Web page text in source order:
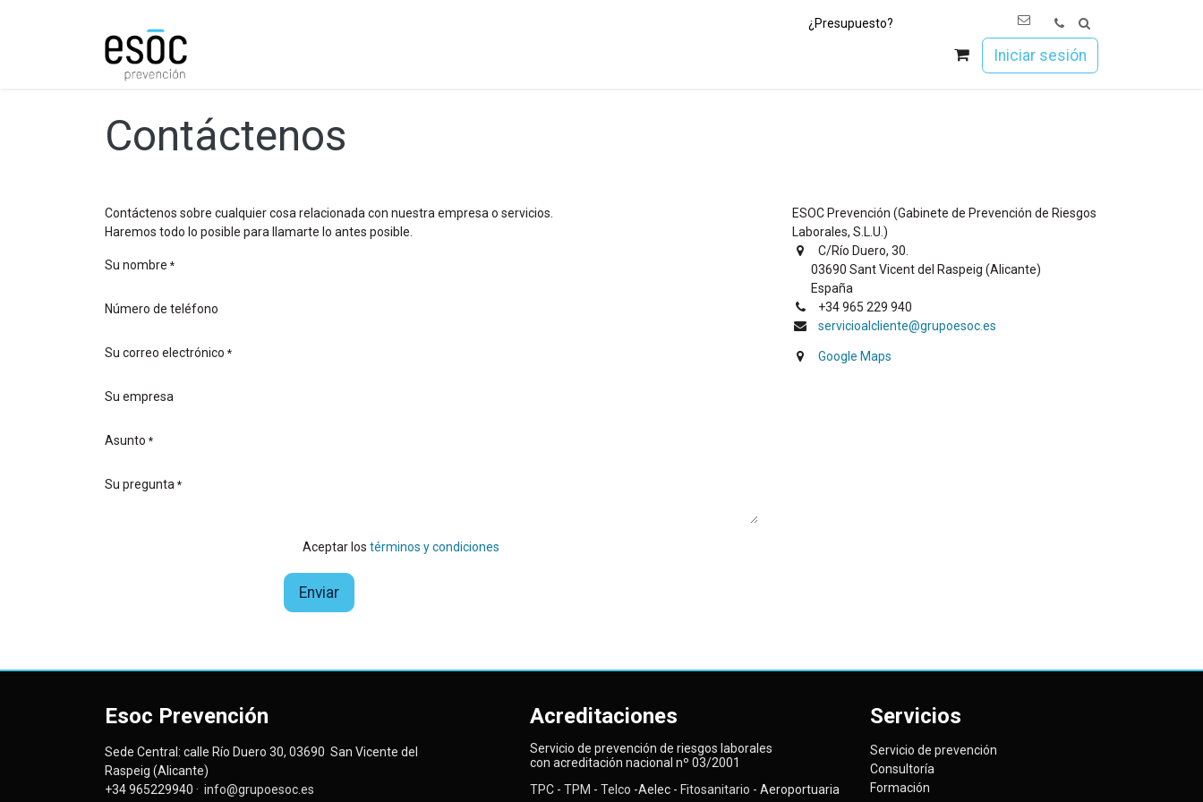
¿Presupuesto?
Iniciar sesión
Contáctenos
Contáctenos sobre cualquier cosa relacionada con nuestra empresa o servicios.
Haremos todo lo posible para llamarte lo antes posible.
Su nombre *
Número de teléfono
Su correo electrónico *
Su empresa
Asunto *
Su pregunta *
Aceptar los términos y condiciones
Enviar
ESOC Prevención (Gabinete de Prevención de Riesgos
Laborales, S.L.U.)
C/Río Duero, 30.
03690 Sant Vicent del Raspeig (Alicante)
España​
+34 965 229 940
servicioalcliente@grupoesoc.es
Google Maps
Esoc Prevención
Sede Central: calle Río Duero 30, 03690 San Vicente del
Raspeig (Alicante)
+34 965229940 · info@grupoesoc.es
Acreditaciones
Servicio de prevención de riesgos laborales
con acreditación nacional nº 03/2001
TPC - TPM - Telco -Aelec - Fitosanitario - Aeroportuaria
Servicios
Servicio de prevención
Consultoría
Formación